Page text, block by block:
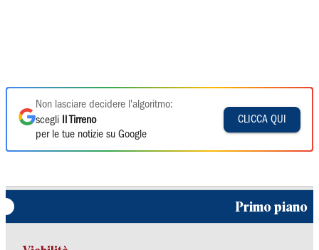
Non lasciare decidere l'algoritmo:
scegli
Il Tirreno
per le tue notizie su Google
CLICCA QUI
Primo piano